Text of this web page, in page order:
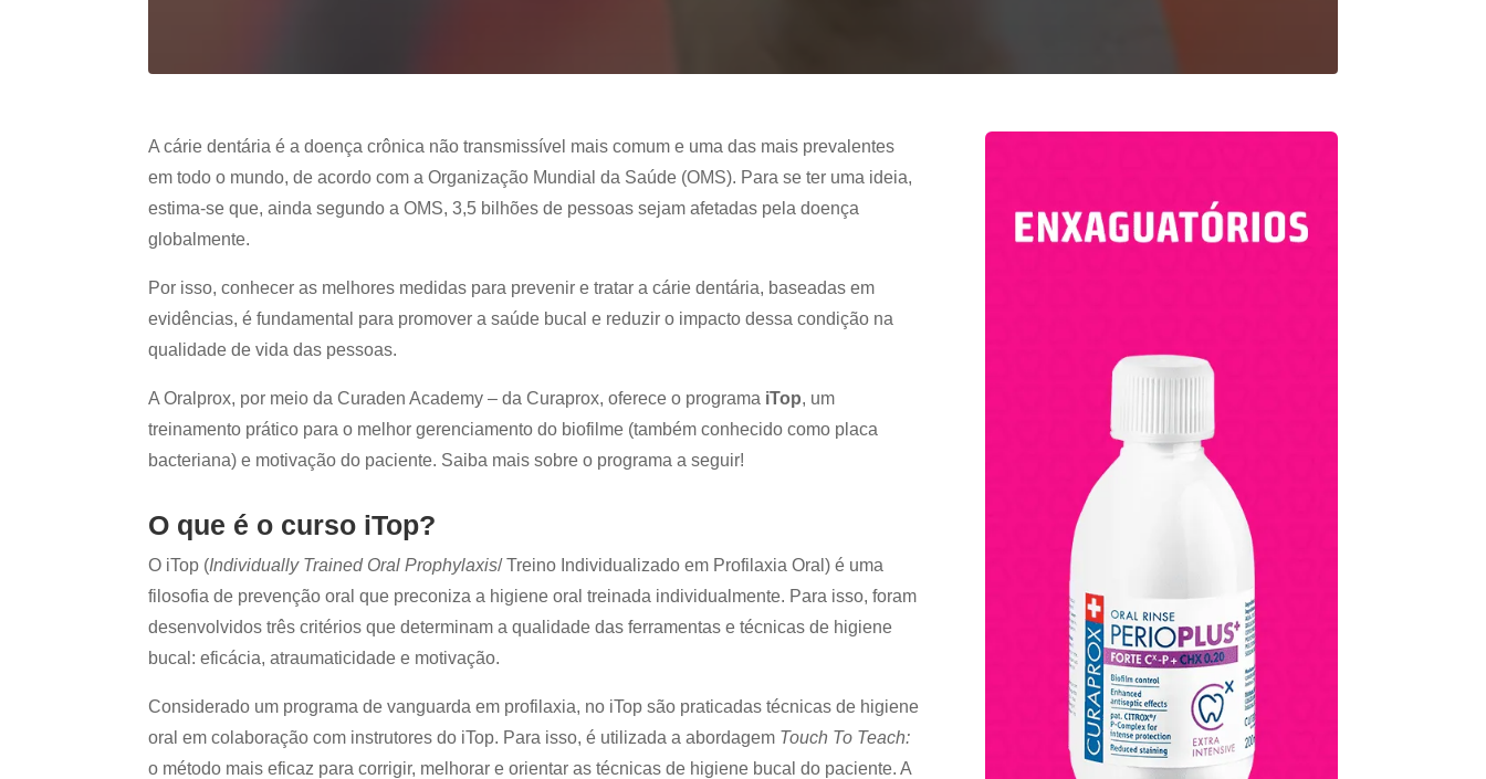
A cárie dentária é a doença crônica não transmissível mais comum e uma das mais prevalentes
em todo o mundo, de acordo com a Organização Mundial da Saúde (OMS). Para se ter uma ideia,
estima-se que, ainda segundo a OMS, 3,5 bilhões de pessoas sejam afetadas pela doença
globalmente.
Por isso, conhecer as melhores medidas para prevenir e tratar a cárie dentária, baseadas em
evidências, é fundamental para promover a saúde bucal e reduzir o impacto dessa condição na
qualidade de vida das pessoas.
A Oralprox, por meio da Curaden Academy – da Curaprox, oferece o programa iTop, um
treinamento prático para o melhor gerenciamento do biofilme (também conhecido como placa
bacteriana) e motivação do paciente. Saiba mais sobre o programa a seguir!
O que é o curso iTop?
O iTop (Individually Trained Oral Prophylaxis/ Treino Individualizado em Profilaxia Oral) é uma
filosofia de prevenção oral que preconiza a higiene oral treinada individualmente. Para isso, foram
desenvolvidos três critérios que determinam a qualidade das ferramentas e técnicas de higiene
bucal: eficácia, atraumaticidade e motivação.
Considerado um programa de vanguarda em profilaxia, no iTop são praticadas técnicas de higiene
oral em colaboração com instrutores do iTop. Para isso, é utilizada a abordagem Touch To Teach:
o método mais eficaz para corrigir, melhorar e orientar as técnicas de higiene bucal do paciente. A